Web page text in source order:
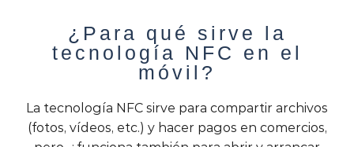
¿Para qué sirve la
tecnología NFC en el
móvil?
La tecnología NFC sirve para compartir archivos
(fotos, vídeos, etc.) y hacer pagos en comercios,